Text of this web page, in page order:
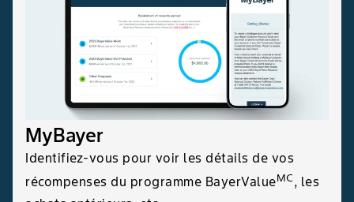
MyBayer
Identifiez-vous pour voir les détails de vos
récompenses du programme BayerValueMC, les